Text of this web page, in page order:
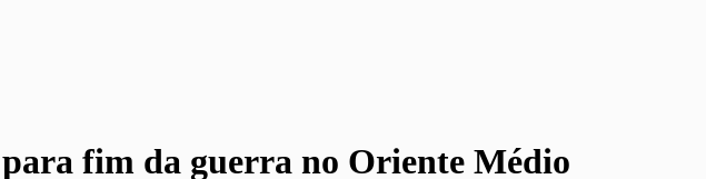
fim da guerra no Oriente Médio